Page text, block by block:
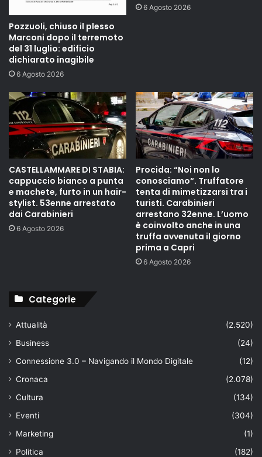
Pozzuoli, chiuso il plesso
Marconi dopo il terremoto
del 31 luglio: edificio
dichiarato inagibile
6 Agosto 2026
6 Agosto 2026
CASTELLAMMARE DI STABIA:
cappuccio bianco a punta
e machete, furto in un hair-
stylist. 53enne arrestato
dai Carabinieri
6 Agosto 2026
Procida: “Noi non lo
conosciamo“. Truffatore
tenta di mimetizzarsi tra i
turisti. Carabinieri
arrestano 32enne. L’uomo
è coinvolto anche in una
truffa avvenuta il giorno
prima a Capri
6 Agosto 2026
Categorie
Attualità
(2.520)
Business
(24)
Connessione 3.0 – Navigando il Mondo Digitale
(12)
Cronaca
(2.078)
Cultura
(134)
Eventi
(304)
Marketing
(1)
Politica
(182)